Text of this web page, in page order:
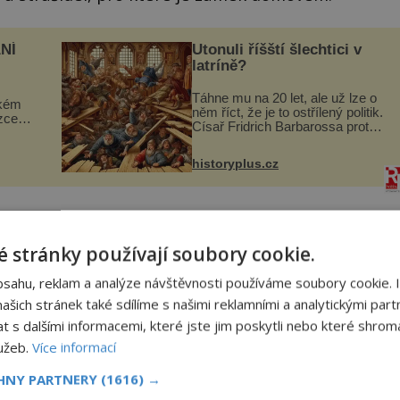
Utonuli říšští šlechtici v
latríně?
Táhne mu na 20 let, ale už lze o
něm říct, že je to ostřílený politik.
Císař Fridrich Barbarossa proto
stal prostředníkem při řešení
sporu m...
historyplus.cz
být sám pruský král Fridrich II. Veliký, který palác
ho zamiloval. Právě kvůli tomu v něm prý
stránky používají soubory cookie.
reklam a analýze návštěvnosti používáme soubory cookie.
stránek také sdílíme s našimi reklamními a analytickými
s dalšími informacemi, které jste jim poskytli nebo které
Více informací
PARTNERY (1616) →